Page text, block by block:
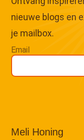
nieuwe blogs en
je mailbox.
Email
Meli Honing